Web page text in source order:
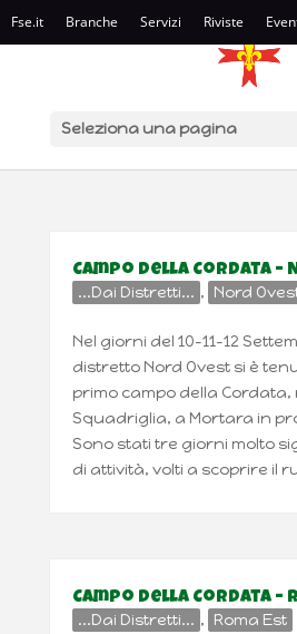
Fse.it Branche Servizi Riviste
Seleziona una pagina
Campo della Cordata –
...Dai Distretti... , Nord
Nel giorni del 10-11-12
distretto Nord Ovest si è
primo campo della Cordata,
Squadriglia, a Mortara in
Sono stati tre giorni molto
di attività, volti a scoprire il
Campo della Cordata –
...Dai Distretti... , Roma Est